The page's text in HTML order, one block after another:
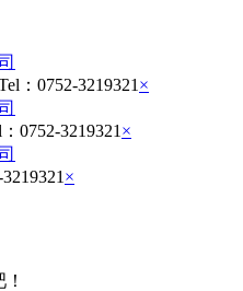
： 0752-3219321 ×
0752-3219321 ×
×